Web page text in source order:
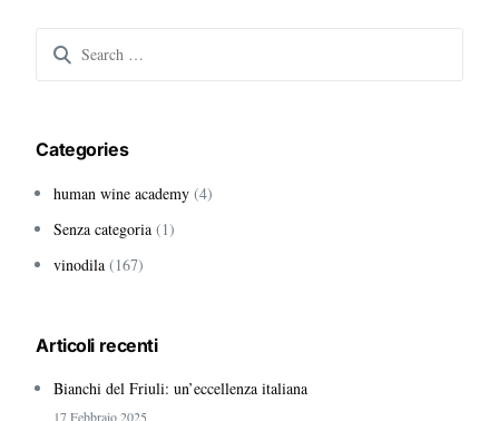
Search
Categories
human wine academy (4)
Senza categoria (1)
vinodila (167)
Articoli recenti
Bianchi del Friuli: un’eccellenza italiana
17 Febbraio 2025